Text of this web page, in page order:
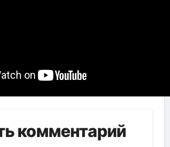
комментарий